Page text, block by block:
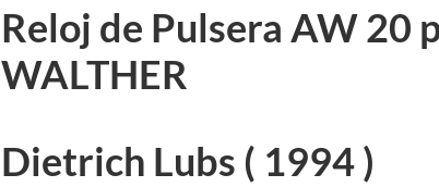
Reloj de Pulsera AW 20
WALTHER
Dietrich Lubs ( 1994 )